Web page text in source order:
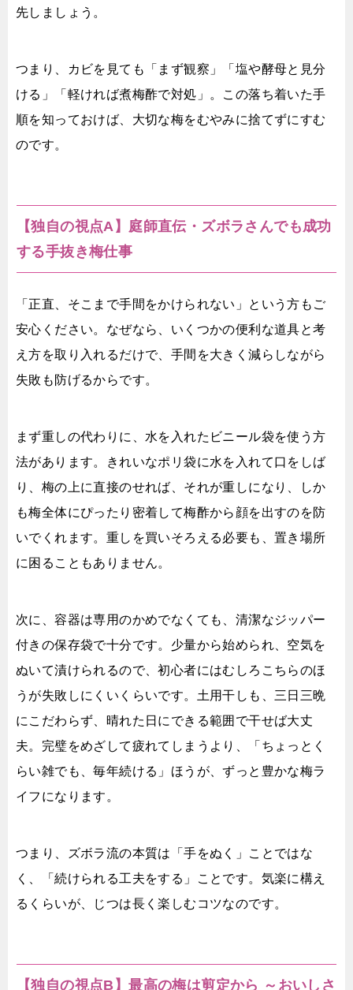
先しましょう。
つまり、カビを見ても「まず観察」「塩や酵母と見分
ける」「軽ければ煮梅酢で対処」。この落ち着いた手
順を知っておけば、大切な梅をむやみに捨てずにすむ
のです。
【独自の視点A】庭師直伝・ズボラさんでも成功
する手抜き梅仕事
「正直、そこまで手間をかけられない」という方もご
安心ください。なぜなら、いくつかの便利な道具と考
え方を取り入れるだけで、手間を大きく減らしながら
失敗も防げるからです。
まず重しの代わりに、水を入れたビニール袋を使う方
法があります。きれいなポリ袋に水を入れて口をしば
り、梅の上に直接のせれば、それが重しになり、しか
も梅全体にぴったり密着して梅酢から顔を出すのを防
いでくれます。重しを買いそろえる必要も、置き場所
に困ることもありません。
次に、容器は専用のかめでなくても、清潔なジッパー
付きの保存袋で十分です。少量から始められ、空気を
ぬいて漬けられるので、初心者にはむしろこちらのほ
うが失敗しにくいくらいです。土用干しも、三日三晩
にこだわらず、晴れた日にできる範囲で干せば大丈
夫。完璧をめざして疲れてしまうより、「ちょっとく
らい雑でも、毎年続ける」ほうが、ずっと豊かな梅ラ
イフになります。
つまり、ズボラ流の本質は「手をぬく」ことではな
く、「続けられる工夫をする」ことです。気楽に構え
るくらいが、じつは長く楽しむコツなのです。
【独自の視点B】最高の梅は剪定から ～おいしさ